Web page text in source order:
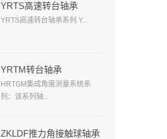
YRTS高速转台轴承
YRTS高速转台轴承系列 Y...
YRTM转台轴承
HRTGM集成角度测量系统系
列：该系列轴...
ZKLDF推力角接触球轴承